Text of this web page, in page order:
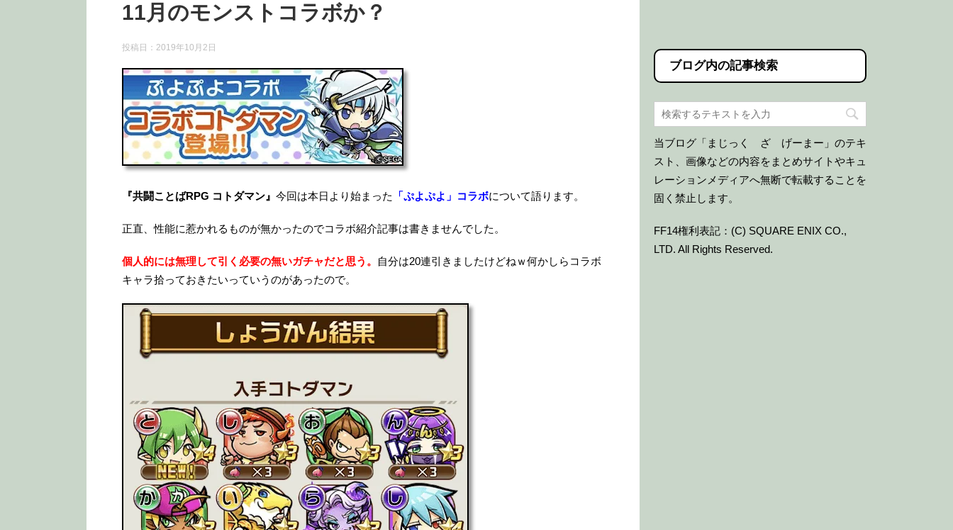
11月のモンストコラボか？
投稿日： 2019年10月2日
『共闘ことばRPG コトダマン』 今回は本日より始まった 「ぷよぷよ」コラボについて語ります。
正直、性能に惹かれるものが無かったのでコラボ紹介記事は書きませんでした。
個人的には無理して引く必要の無いガチャだと思う。
自分は20連引きましたけどねｗ何かしらコラボ
キャラ拾っておきたいっていうのがあったので。
ブログ内の記事検索
当ブログ「まじっく ざ げーまー」のテキ
スト、画像などの内容をまとめサイトやキュ
レーションメディアへ無断で転載することを
固く禁止します。
FF14権利表記：(C) SQUARE ENIX CO.,
LTD. All Rights Reserved.